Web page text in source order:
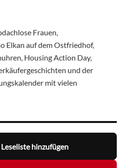
Frauen,
Elkan auf dem Ostfriedhof,
Housing Action Day,
und der
mit vielen
hinzufügen